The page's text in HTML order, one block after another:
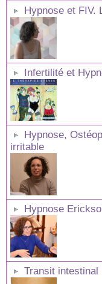
Hypnose et FIV.
Infertilité et
Hypnose,
irritable
Hypnose
Transit intestinal